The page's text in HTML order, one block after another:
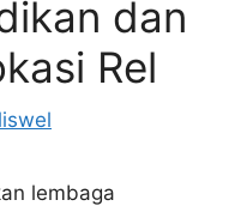
dan
Rel
lembaga